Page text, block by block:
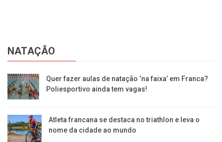
NATAÇÃO
Quer fazer aulas de natação ‘na faixa’ em Franca?
Poliesportivo ainda tem vagas!
Atleta francana se destaca no triathlon e leva o
nome da cidade ao mundo